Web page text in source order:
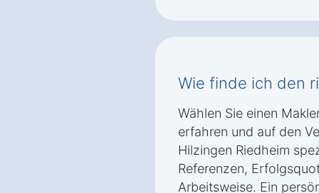
Wie finde ich den
Wählen Sie einen
erfahren und auf den
Hilzingen Riedheim
Referenzen,
Arbeitsweise. Ein